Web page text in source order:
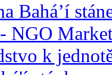
Bahá’í
NGO
k